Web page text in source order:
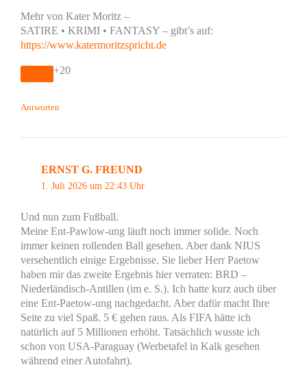
Mehr von Kater Moritz –
SATIRE • KRIMI • FANTASY – gibt’s auf:
https://www.katermoritzspricht.de
+20
Antworten
ERNST G. FREUND
1. Juli 2026 um 22:43 Uhr
Und nun zum Fußball.
Meine Ent-Pawlow-ung läuft noch immer solide. Noch
immer keinen rollenden Ball gesehen. Aber dank NIUS
versehentlich einige Ergebnisse. Sie lieber Herr Paetow
haben mir das zweite Ergebnis hier verraten: BRD –
Niederländisch-Antillen (im e. S.). Ich hatte kurz auch über
eine Ent-Paetow-ung nachgedacht. Aber dafür macht Ihre
Seite zu viel Spaß. 5 € gehen raus. Als FIFA hätte ich
natürlich auf 5 Millionen erhöht. Tatsächlich wusste ich
schon von USA-Paraguay (Werbetafel in Kalk gesehen
während einer Autofahrt).